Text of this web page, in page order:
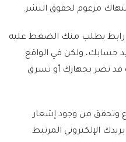
مزعوم لحقوق النشر.
رابط يطلب منك الضغط عليه
حسابك، ولكن في الواقع
قد تضر بجهازك أو تسرق
وتحقق من وجود إشعار
الإلكتروني المرتبط